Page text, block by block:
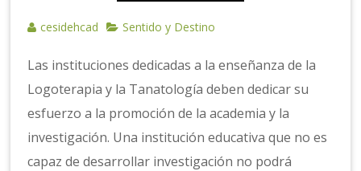
cesidehcad Sentido y Destino
Las instituciones dedicadas a la enseñanza de la
Logoterapia y la Tanatología deben dedicar su
esfuerzo a la promoción de la academia y la
investigación. Una institución educativa que no es
capaz de desarrollar investigación no podrá